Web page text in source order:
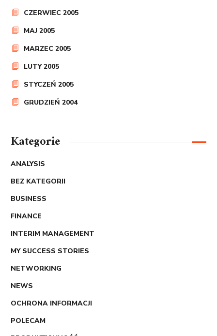
CZERWIEC 2005
MAJ 2005
MARZEC 2005
LUTY 2005
STYCZEŃ 2005
GRUDZIEŃ 2004
Kategorie
ANALYSIS
BEZ KATEGORII
BUSINESS
FINANCE
INTERIM MANAGEMENT
MY SUCCESS STORIES
NETWORKING
NEWS
OCHRONA INFORMACJI
POLECAM